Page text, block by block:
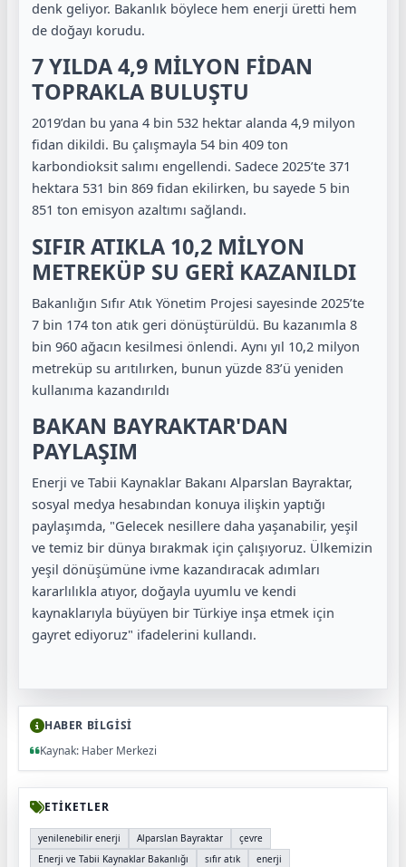
denk geliyor. Bakanlık böylece hem enerji üretti hem
de doğayı korudu.
7 YILDA 4,9 MİLYON FİDAN
TOPRAKLA BULUŞTU
2019’dan bu yana 4 bin 532 hektar alanda 4,9 milyon
fidan dikildi. Bu çalışmayla 54 bin 409 ton
karbondioksit salımı engellendi. Sadece 2025’te 371
hektara 531 bin 869 fidan ekilirken, bu sayede 5 bin
851 ton emisyon azaltımı sağlandı.
SIFIR ATIKLA 10,2 MİLYON
METREKÜP SU GERİ KAZANILDI
Bakanlığın Sıfır Atık Yönetim Projesi sayesinde 2025’te
7 bin 174 ton atık geri dönüştürüldü. Bu kazanımla 8
bin 960 ağacın kesilmesi önlendi. Aynı yıl 10,2 milyon
metreküp su arıtılırken, bunun yüzde 83’ü yeniden
kullanıma kazandırıldı
BAKAN BAYRAKTAR'DAN
PAYLAŞIM
Enerji ve Tabii Kaynaklar Bakanı Alparslan Bayraktar,
sosyal medya hesabından konuya ilişkin yaptığı
paylaşımda, "Gelecek nesillere daha yaşanabilir, yeşil
ve temiz bir dünya bırakmak için çalışıyoruz. Ülkemizin
yeşil dönüşümüne ivme kazandıracak adımları
kararlılıkla atıyor, doğayla uyumlu ve kendi
kaynaklarıyla büyüyen bir Türkiye inşa etmek için
gayret ediyoruz" ifadelerini kullandı.
HABER BİLGİSİ
Kaynak: Haber Merkezi
ETİKETLER
yenilenebilir enerji Alparslan Bayraktar
çevre
Enerji ve Tabii Kaynaklar Bakanlığı
sıfır atık
enerji